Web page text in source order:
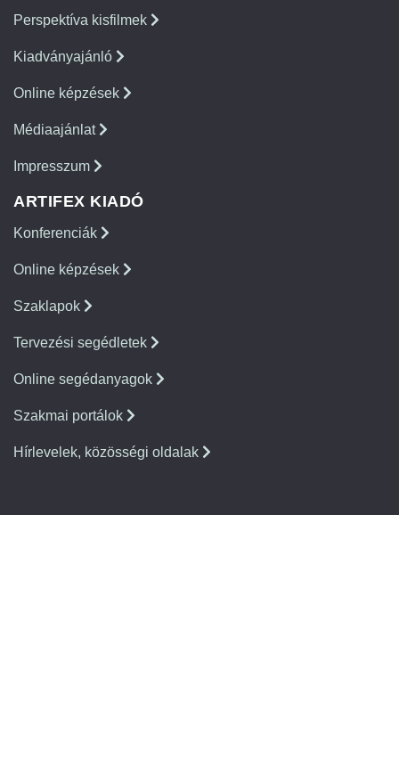
Perspektíva kisfilmek
Kiadványajánló
Online képzések
Médiaajánlat
Impresszum
ARTIFEX KIADÓ
Konferenciák
Online képzések
Szaklapok
Tervezési segédletek
Online segédanyagok
Szakmai portálok
Hírlevelek, közösségi oldalak